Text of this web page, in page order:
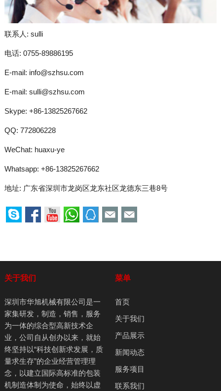
联系人: sulli
电话: 0755-89886195
E-mail: info@szhsu.com
E-mail: sulli@szhsu.com
Skype: +86-13825267662
QQ: 772806228
WeChat: huaxu-ye
Whatsapp: +86-13825267662
地址: 广东省深圳市龙岗区龙东社区龙德东三巷8号
关于我们
深圳市华旭机械有限公司是一
家集研发，制造，销售，服务
为一体的综合型高新技术企
业，公司自从创办以来，就始
终坚持以“科技创新求发展，质
量求生存”的企业经营管理理
念，以建立国际高标准的包装
机制造体制为使命，始终以虚
菜单
首页
关于我们
产品展示
新闻动态
服务项目
联系我们